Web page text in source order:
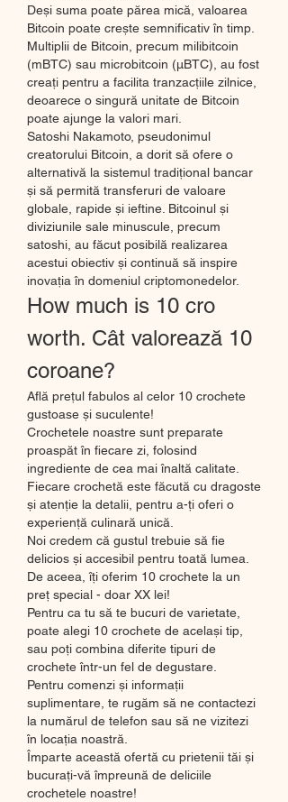
Deși suma poate părea mică, valoarea
Bitcoin poate crește semnificativ în timp.
Multiplii de Bitcoin, precum milibitcoin
(mBTC) sau microbitcoin (μBTC), au fost
creați pentru a facilita tranzacțiile zilnice,
deoarece o singură unitate de Bitcoin
poate ajunge la valori mari.
Satoshi Nakamoto, pseudonimul
creatorului Bitcoin, a dorit să ofere o
alternativă la sistemul tradițional bancar
și să permită transferuri de valoare
globale, rapide și ieftine. Bitcoinul și
diviziunile sale minuscule, precum
satoshi, au făcut posibilă realizarea
acestui obiectiv și continuă să inspire
inovația în domeniul criptomonedelor.
How much is 10 cro
worth. Cât valorează 10
coroane?
Află prețul fabulos al celor 10 crochete
gustoase și suculente!
Crochetele noastre sunt preparate
proaspăt în fiecare zi, folosind
ingrediente de cea mai înaltă calitate.
Fiecare crochetă este făcută cu dragoste
și atenție la detalii, pentru a-ți oferi o
experiență culinară unică.
Noi credem că gustul trebuie să fie
delicios și accesibil pentru toată lumea.
De aceea, îți oferim 10 crochete la un
preț special - doar XX lei!
Pentru ca tu să te bucuri de varietate,
poate alegi 10 crochete de același tip,
sau poți combina diferite tipuri de
crochete într-un fel de degustare.
Pentru comenzi și informații
suplimentare, te rugăm să ne contactezi
la numărul de telefon sau să ne vizitezi
în locația noastră.
Împarte această ofertă cu prietenii tăi și
bucurați-vă împreună de deliciile
crochetele noastre!